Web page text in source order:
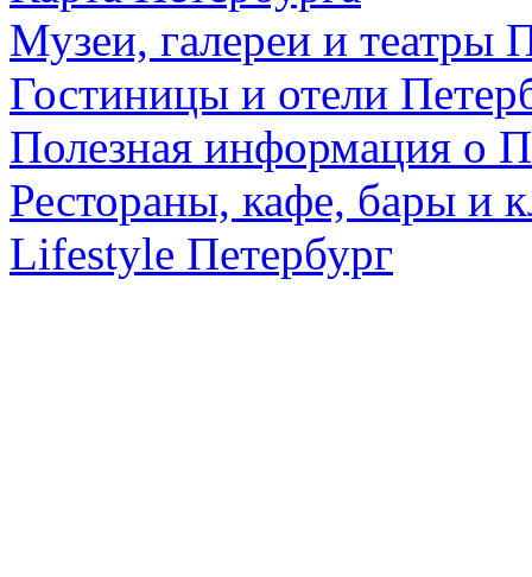
Музеи, галереи и театры
Гостиницы и отели
Полезная информация о
Рестораны, кафе, бары и
Lifestyle Петербург